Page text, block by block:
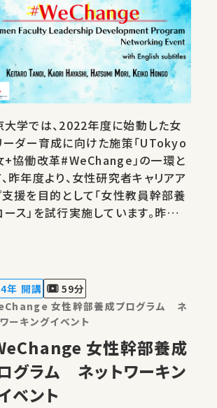
大学では、2022年度に始動した女
ーダー育成に向けた施策「UTokyo
+協働改革#WeChange」の一環と
、昨年度より、女性研究者キャリアア
支援を目的として「女性教員幹部養
ス」を試行実施しています。昨年度
事・副学長と、部局長経験者であ
性研究所 森初果教授、史料編纂所
年 開講
59分
女性幹部養成プログラム ネ
ーキングイベント
女性幹部養成
グラム ネットワーキン
ベント